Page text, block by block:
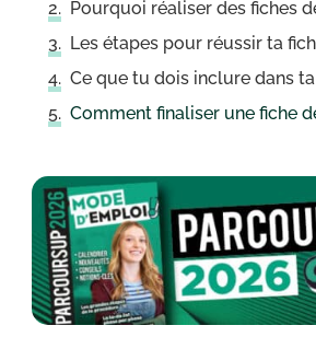
Pourquoi réaliser des fiches
Les étapes pour réussir ta
Ce que tu dois inclure dans
Comment finaliser une fiche